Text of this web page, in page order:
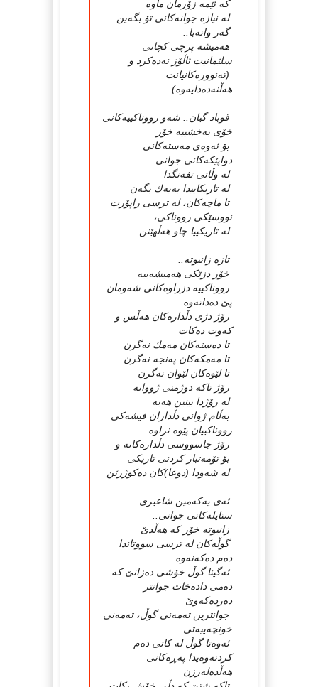
كە ئێمە زۆرمان ماوە
لە نیازە جوانەكانی تۆ بگەین
گەر وانەبا..
هەمیشە پرچی كچانی
سلێمانیت ئاڵۆز نەدەكرد و
(تەنوورەكانیانت
هەڵنەدەدایەوە)..
قوباد گیان.. شەو رووناكییەكانی
خۆی بەخشییە خۆر
بۆ ئەوەی مەستەكانی
دواپێكەكانی جوانی
لە وڵاتی تفەنگدا
لە تاریكاییدا بەیەك بگەن
تا ماچەكان، لە ترسی راپۆرت
نووسێكی رووناكی،
لە تاریكییا چاو هەڵهێنن
تازە زانیوتە..
خۆر دزێكی هەمیشەییە
رووناكییە دزراوەكانی شەومان
پێ دەداتەوە
رۆژ دژی دڵدارەكان هەڵس و
كەوت دەكات
تا دەستەكان مەمك نەگرن
تا مەمكەكان پەنجە نەگرن
تا لێوەكان لێوان نەگرن
رۆژ تاكە دوژمنی ژووانە
لە رۆژدا بینین هەیە
بەڵام ژوانی دڵداران فیشەكی
رووناكییان پێوە نراوە
رۆژ جاسووسی دڵدارەكانە و
بۆ تۆمەتبار كردنی تاریكی
لە شەودا (دوعا)كان دەكوژرێن
ئەی یەكەمین شاعیری
ستایلەكانی جوانی..
زانیوتە خۆر كە هەڵدێ
گوڵەكان لە ترسی سووتاندا
دەم دەكەنەوە
ئەگینا گوڵ خۆشی دەزانێ كە
دەمی دادەخات جوانتر
دەردەكەوێ
جوانترین تەمەنی گوڵ، تەمەنی
خونچەییەتی..
ئەوەتا گوڵ لە كاتی دەم
كردنەوەیدا پەڕەكانی
هەڵدەلەرزن